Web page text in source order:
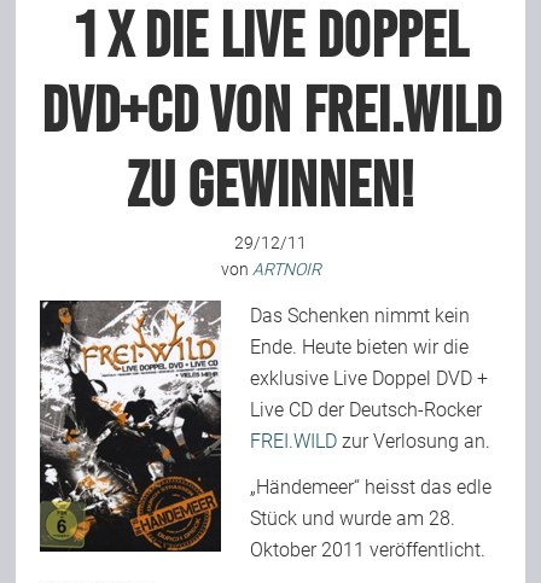
Fotoreportagen
Interviews
Weitere Berichte
Rezensionen
Musik
Alles andere
1 x die live Doppel
DVD+CD von FREI.WILD
zu gewinnen!
29/12/11
von ARTNOIR
Das Schenken nimmt kein
Ende. Heute bieten wir die
exklusive Live Doppel DVD +
Live CD der Deutsch-Rocker
FREI.WILD zur Verlosung an.
„Händemeer“ heisst das edle
Stück und wurde am 28.
Oktober 2011 veröffentlicht.